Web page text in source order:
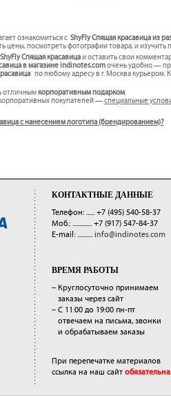
ознакомиться с ShyFly Спящая красавица из
цены, посмотреть фотографии товара, и
Спящая красавицаи оставить свои
в магазине indinotes.comочень удобно —
по любому адресу в г. Москва курьером.
отличнымкорпоративным подарком.
покупателей —специальные
с нанесением логотипа (брендированием)?
КОНТАКТНЫЕ ДАННЫЕ
Телефон: ...... +7 (495) 540-58-37
Моб.: .............. +7 (917) 547-84-37
E-mail: ........... info@indinotes.com
ВРЕМЯ РАБОТЫ
– Круглосуточно принимаем
заказы через сайт
– С 11:00 до 19:00 пн-пт
отвечаем на письма, звонки
и обрабатываем заказы
При перепечатке материалов
ссылка на наш сайт обязательна.